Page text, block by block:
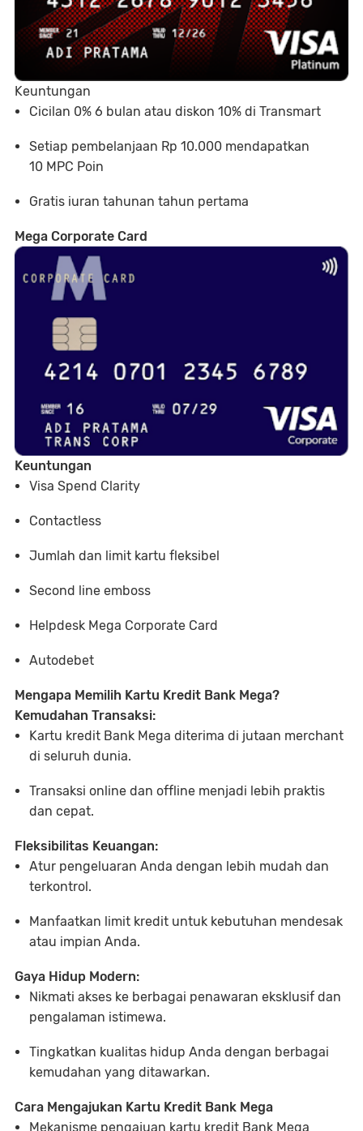
Keuntungan
Cicilan 0% 6 bulan atau diskon 10% di Transmart
Setiap pembelanjaan Rp 10.000 mendapatkan
10 MPC Poin
Gratis iuran tahunan tahun pertama
Mega Corporate Card
Keuntungan
Visa Spend Clarity
Contactless
Jumlah dan limit kartu fleksibel
Second line emboss
Helpdesk Mega Corporate Card
Autodebet
Mengapa Memilih Kartu Kredit Bank Mega?
Kemudahan Transaksi:
Kartu kredit Bank Mega diterima di jutaan merchant
di seluruh dunia.
Transaksi online dan offline menjadi lebih praktis
dan cepat.
Fleksibilitas Keuangan:
Atur pengeluaran Anda dengan lebih mudah dan
terkontrol.
Manfaatkan limit kredit untuk kebutuhan mendesak
atau impian Anda.
Gaya Hidup Modern:
Nikmati akses ke berbagai penawaran eksklusif dan
pengalaman istimewa.
Tingkatkan kualitas hidup Anda dengan berbagai
kemudahan yang ditawarkan.
Cara Mengajukan Kartu Kredit Bank Mega
Mekanisme pengajuan kartu kredit Bank Mega